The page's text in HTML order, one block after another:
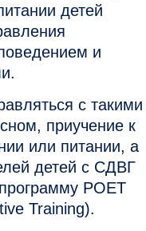
детей
и
с такими
приучение к
или питании, а
детей с СДВГ
POET
Training).